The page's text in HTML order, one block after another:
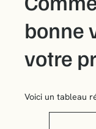
bonne
votre
Voici un tableau